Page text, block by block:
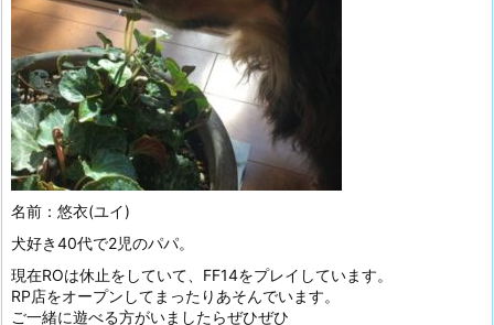
名前：悠衣(ユイ)
犬好き40代で2児のパパ。
現在ROは休止をしていて、FF14をプレイしています。
RP店をオープンしてまったりあそんでいます。
ご一緒に遊べる方がいましたらぜひぜひ